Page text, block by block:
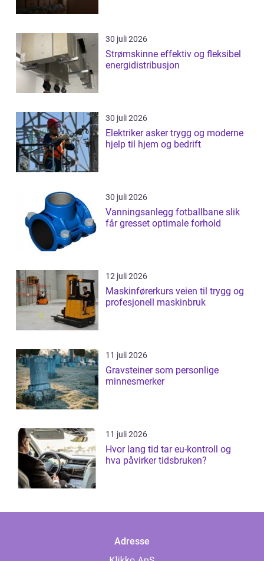
30 juli 2026
Strømskinne effektiv og fleksibel
energidistribusjon
30 juli 2026
Elektriker asker trygg og moderne
hjelp til hjem og bedrift
30 juli 2026
Vanningsanlegg fotballbane slik
får gresset optimale forhold
12 juli 2026
Maskinførerkurs veien til trygg og
profesjonell maskinbruk
11 juli 2026
Gravsteiner som personlige
minnesmerker
11 juli 2026
Hvor lang tid tar eu-kontroll og
hva påvirker tidsbruken?
Adresse